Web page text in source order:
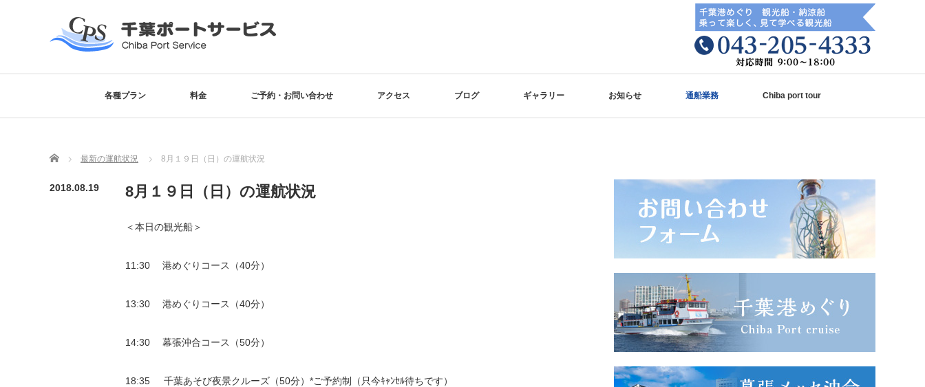
各種プラン 料金 ご予約・お問い合わせ アクセス ブログ ギャラリー お知らせ 通船業務 Chiba port tour
Home 最新の運航状況 8月１９日（日）の運航状況
2018.08.19 8月１９日（日）の運航状況
＜本日の観光船＞
11:30 港めぐりコース（40分）
13:30 港めぐりコース（40分）
14:30 幕張沖合コース（50分）
18:35 千葉あそび夜景クルーズ（50分）*ご予約制（只今ｷｬﾝｾﾙ待ちです）